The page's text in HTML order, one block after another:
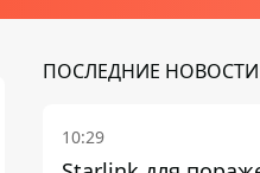
ПОСЛЕДНИЕ НОВОСТИ
10:29